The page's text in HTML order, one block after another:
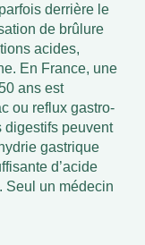
derrière le
de brûlure
acides,
En France, une
ans est
ou reflux gastro-
peuvent
gastrique
d’acide
Seul un médecin